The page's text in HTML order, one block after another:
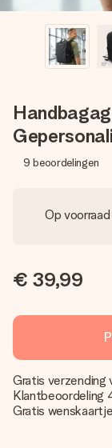
9 beoordelingen
Op voorraad
€ 39,99
Gratis
Klantbeoordeling
Gratis wenskaartje